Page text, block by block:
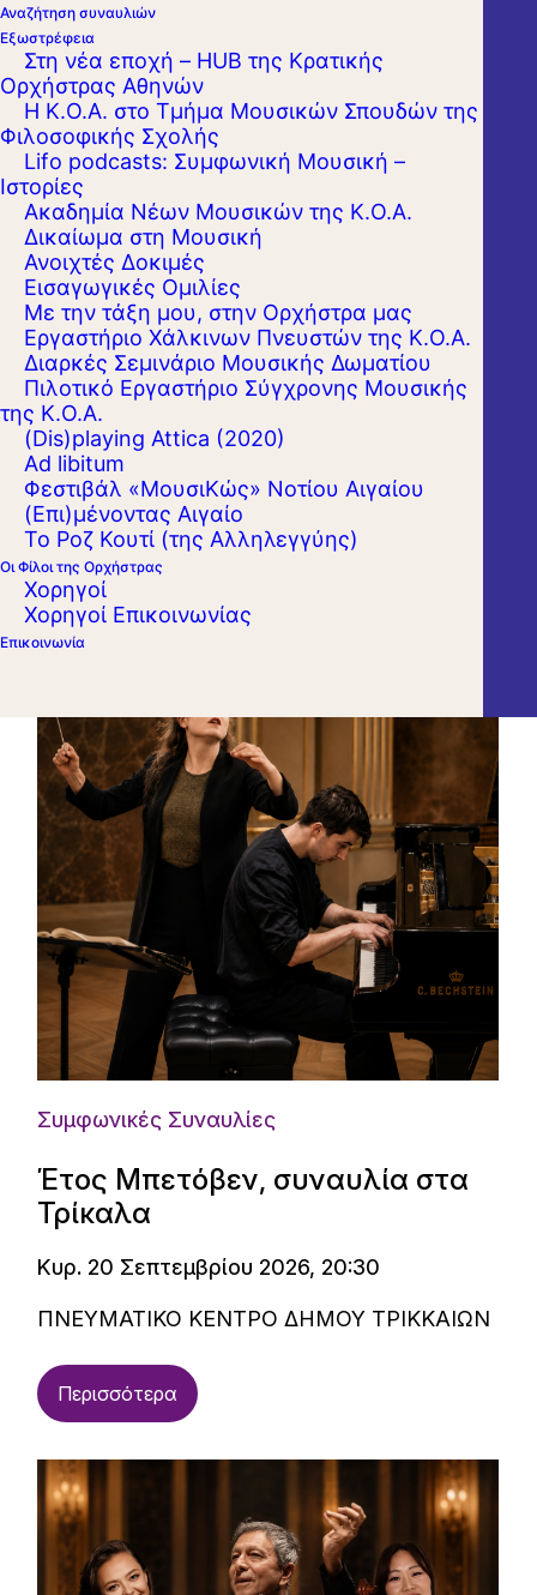
Αναζήτηση συναυλιών
Εξωστρέφεια
Στη νέα εποχή – HUB της Κρατικής
Ορχήστρας Αθηνών
Η Κ.Ο.Α. στο Τμήμα Μουσικών Σπουδών της
Φιλοσοφικής Σχολής
Lifo podcasts: Συμφωνική Μουσική –
Ιστορίες
Ακαδημία Νέων Μουσικών της Κ.Ο.Α.
Δικαίωμα στη Μουσική
Ανοιχτές Δοκιμές
Εισαγωγικές Ομιλίες
Με την τάξη μου, στην Ορχήστρα μας
Εργαστήριo Χάλκινων Πνευστών της Κ.Ο.Α.
Διαρκές Σεμινάριο Μουσικής Δωματίου
Πιλοτικό Εργαστήριο Σύγχρονης Μουσικής
της Κ.Ο.Α.
(Dis)playing Attica (2020)
Ad libitum
Φεστιβάλ «ΜουσιΚώς» Νοτίου Αιγαίου
(Επι)μένοντας Αιγαίο
Το Ροζ Κουτί (της Αλληλεγγύης)
Οι Φίλοι της Ορχήστρας
Χορηγοί
Χορηγοί Επικοινωνίας
Επικοινωνία
Με χαρά σας ανακοινώνουμε ότι
Συμμετέχουμε στο Πρόγραμμα "Όλη η
Ελλάδα ένας Πολιτισμός" του Υπουργείου
Πολιτισμού και Αθλητισμού με 12 Συναυλίες
σε Εμβληματικούς Αρχαιολογικούς Χώρους.
Προσεχείς Συναυλίες
Συμφωνικές Συναυλίες
Έτος Μπετόβεν, συναυλία στα
Τρίκαλα
Κυρ. 20 Σεπτεμβρίου 2026, 20:30
ΠΝΕΥΜΑΤΙΚΟ ΚΕΝΤΡΟ ΔΗΜΟΥ ΤΡΙΚΚΑΙΩΝ
Περισσότερα